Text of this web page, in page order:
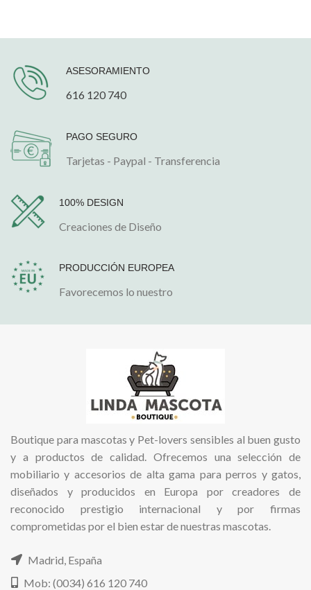
ASESORAMIENTO
616 120 740
PAGO SEGURO
Tarjetas - Paypal - Transferencia
100% DESIGN
Creaciones de Diseño
PRODUCCIÓN EUROPEA
Favorecemos lo nuestro
Boutique para mascotas y Pet-lovers sensibles al buen gusto
y a productos de calidad. Ofrecemos una selección de
mobiliario y accesorios de alta gama para perros y gatos,
diseñados y producidos en Europa por creadores de
reconocido prestigio internacional y por firmas
comprometidas por el bien estar de nuestras mascotas.
Madrid, España
Mob: (0034) 616 120 740